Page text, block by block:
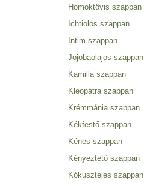
Homoktövis szappan
Ichtiolos szappan
Intim szappan
Jojobaolajos szappan
Kamilla szappan
Kleopátra szappan
Krémmánia szappan
Kékfestő szappan
Kénes szappan
Kényeztető szappan
Kókusztejes szappan